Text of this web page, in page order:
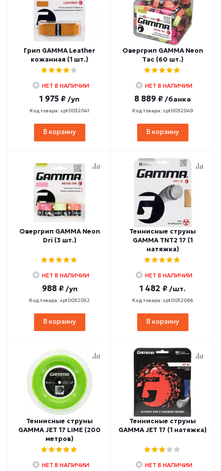
Грип GAMMA Leather
кожанная (1 шт.)
НЕТ В НАЛИЧИИ
1 975 ₽ /уп
Код товара: spt0032041
В корзину
Овергрип GAMMA Neon
Tac (60 шт.)
НЕТ В НАЛИЧИИ
8 889 ₽ /банка
Код товара: spt0032049
В корзину
Овергрип GAMMA Neon
Dri (3 шт.)
НЕТ В НАЛИЧИИ
988 ₽ /уп
Код товара: spt0032052
В корзину
Теннисные струны
GAMMA TNT2 17 (1
натяжка)
НЕТ В НАЛИЧИИ
1 482 ₽ /шт.
Код товара: spt0032066
В корзину
Теннисные струны
GAMMA JET 17 LIME (200
метров)
НЕТ В НАЛИЧИИ
Теннисные струны
GAMMA JET 17 (1 натяжка)
НЕТ В НАЛИЧИИ